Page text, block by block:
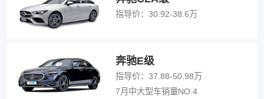
指导价： 30.92-38.6万
奔驰E级
指导价： 37.88-50.98万
7月中大型车销量NO.4